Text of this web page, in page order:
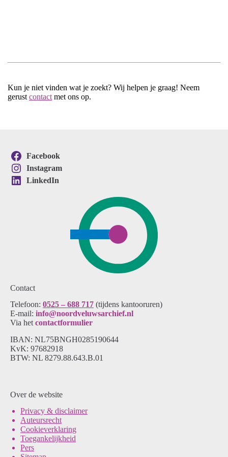
Kun je niet vinden wat je zoekt? Wij helpen je graag! Neem
gerust contact met ons op.
Contact
Telefoon: 0525 – 688 717 (tijdens kantooruren)
E-mail: info@noordveluwsarchief.nl
Via het contactformulier
IBAN: NL75BNGH0285190644
KvK: 97682918
BTW: NL 8279.88.643.B.01
Over de website
Privacy & disclaimer
Auteursrecht
Cookieverklaring
Toegankelijkheid
Pers
Facebook
Instagram
LinkedIn